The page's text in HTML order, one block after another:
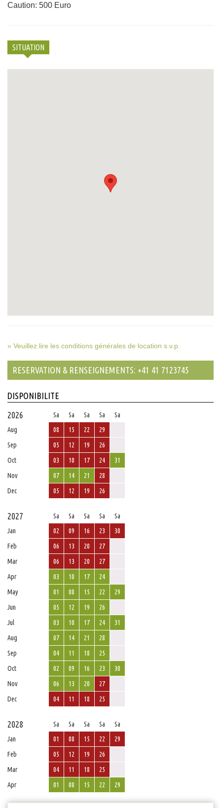
Caution: 500 Euro
SITUATION
» Veuillez lire les conditions générales de location s.v.p.
RESERVATION & RENSEIGNEMENTS: +41 41 7123745
DISPONIBILITE
2026
Sa Sa Sa Sa
Sa
Aug
08 15 22
29
Sep
05 12 19
26
Oct
03 10 17 24
31
Nov
07 14 21
28
Dec
05 12 19 26
2027 Sa Sa Sa Sa
Sa
Jan
02 09 16 23
30
Feb
06 13 20
27
Mar
06 13 20
27
Apr
03 10 17
24
May
01 08 15 22
29
Jun
05 12 19
26
Jul
03 10 17 24
31
Aug
07 14 21
28
Sep
04 11 18
25
Oct
02 09 16 23
30
Nov
06 13 20
27
Dec
04 11 18 25
2028 Sa Sa Sa Sa
Sa
Jan
01 08 15 22
29
Feb
05 12 19
26
Mar
04 11 18
25
Apr
01 08 15 22 29